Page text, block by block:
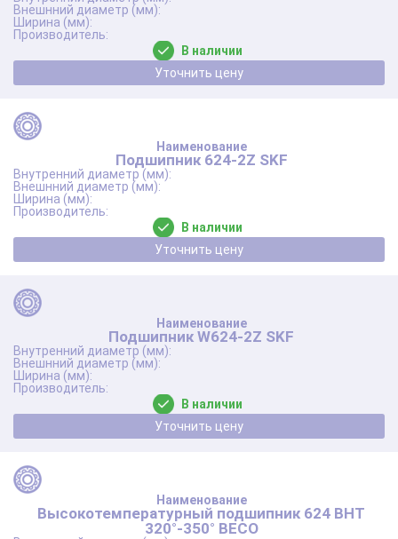
В наличии
Уточнить цену
Подшипник 624-2Z SKF
В наличии
Уточнить цену
Подшипник W624-2Z SKF
В наличии
Уточнить цену
Высокотемпературный подшипник 624 BHT
320°-350° BECO